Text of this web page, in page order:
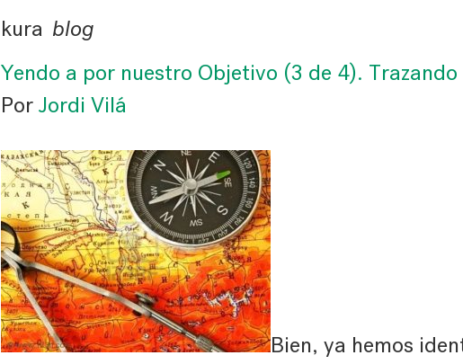
kura blog
Yendo a por nuestro Objetivo (3 de 4).
Por Jordi Vilá
Bien, ya hemos